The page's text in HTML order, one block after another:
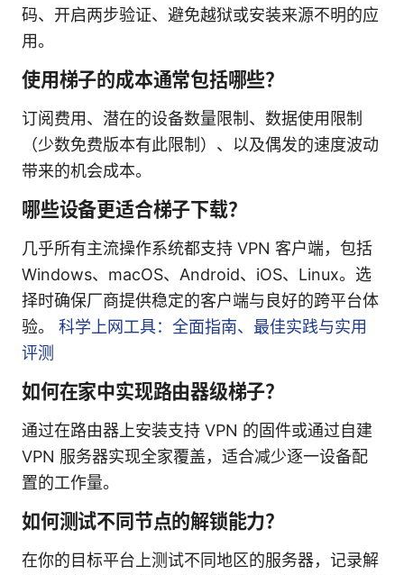
码、开启两步验证、避免越狱或安装来源不明的应
用。
使用梯子的成本通常包括哪些？
订阅费用、潜在的设备数量限制、数据使用限制
（少数免费版本有此限制）、以及偶发的速度波动
带来的机会成本。
哪些设备更适合梯子下载？
几乎所有主流操作系统都支持 VPN 客户端，包括
Windows、macOS、Android、iOS、Linux。选
择时确保厂商提供稳定的客户端与良好的跨平台体
验。 科学上网工具：全面指南、最佳实践与实用
评测
如何在家中实现路由器级梯子？
通过在路由器上安装支持 VPN 的固件或通过自建
VPN 服务器实现全家覆盖，适合减少逐一设备配
置的工作量。
如何测试不同节点的解锁能力？
在你的目标平台上测试不同地区的服务器，记录解